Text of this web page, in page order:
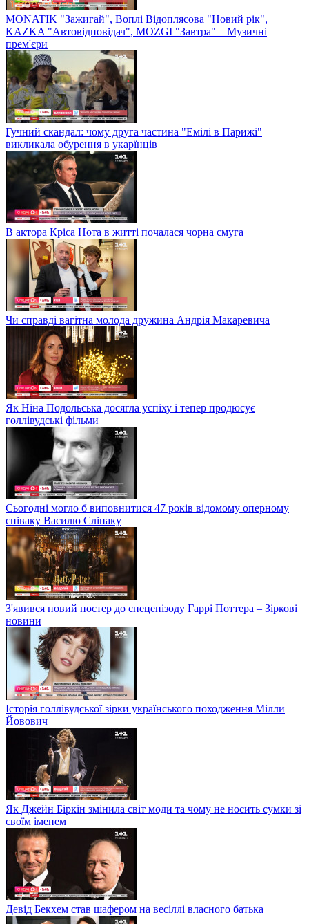
MONATIK "Зажигай", Воплі Відоплясова "Новий рік",
KAZKA "Автовідповідач", MOZGI "Завтра" – Музичні
прем'єри
Гучний скандал: чому друга частина "Емілі в Парижі"
викликала обурення в укарїнців
В актора Кріса Нота в житті почалася чорна смуга
Чи справді вагітна молода дружина Андрія Макаревича
Як Ніна Подольська досягла успіху і тепер продюсує
голлівудські фільми
Сьогодні могло б виповнитися 47 років відомому оперному
співаку Василю Сліпаку
З'явився новий постер до спецепізоду Гаррі Поттера – Зіркові
новини
Історія голлівудської зірки українського походження Мілли
Йовович
Як Джейн Біркін змінила світ моди та чому не носить сумки зі
своїм іменем
Девід Бекхем став шафером на весіллі власного батька